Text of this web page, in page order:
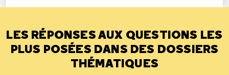
LES RÉPONSES AUX QUESTIONS LES
PLUS POSÉES DANS DES DOSSIERS
THÉMATIQUES